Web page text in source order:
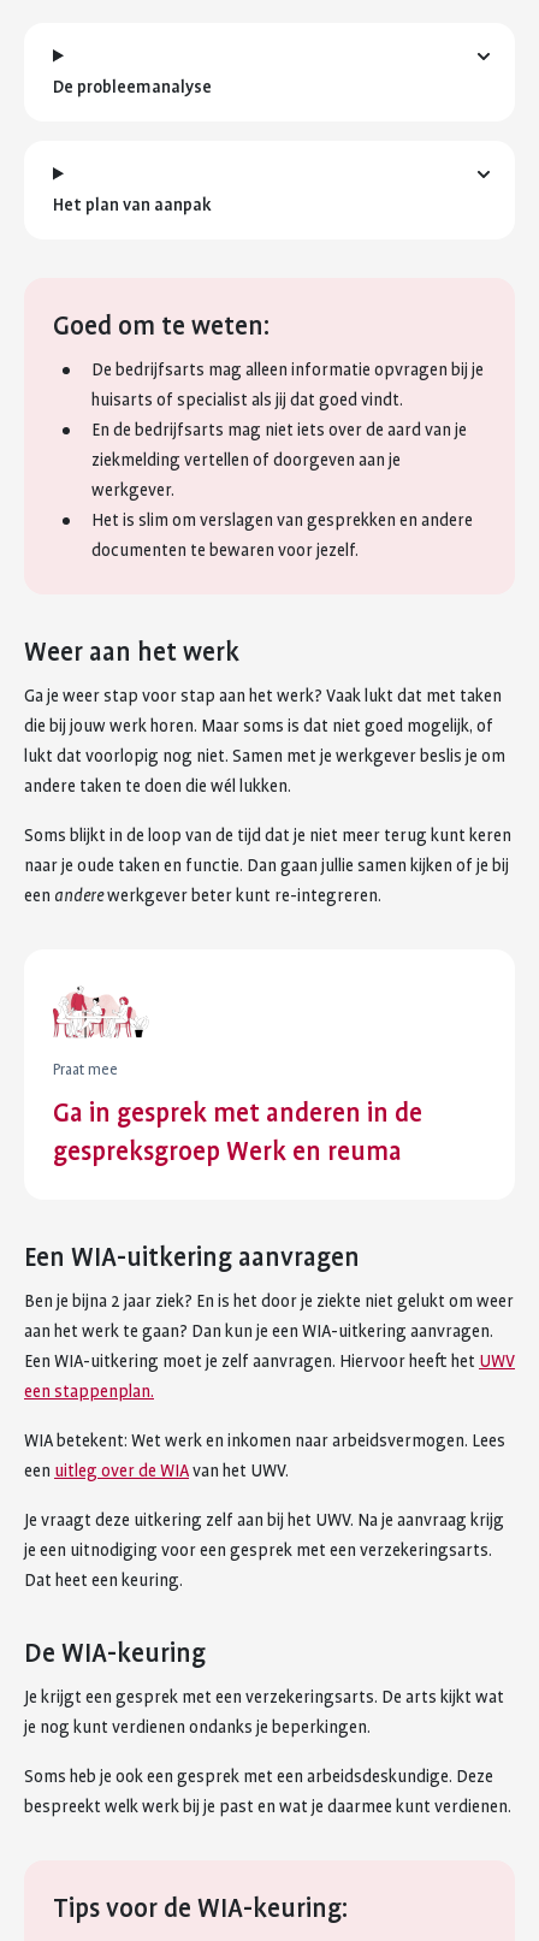
De probleemanalyse
Het plan van aanpak
Goed om te weten:
De bedrijfsarts mag alleen informatie opvragen bij je
huisarts of specialist als jij dat goed vindt.
En de bedrijfsarts mag niet iets over de aard van je
ziekmelding vertellen of doorgeven aan je
werkgever.
Het is slim om verslagen van gesprekken en andere
documenten te bewaren voor jezelf.
Weer aan het werk
Ga je weer stap voor stap aan het werk? Vaak lukt dat met taken
die bij jouw werk horen. Maar soms is dat niet goed mogelijk, of
lukt dat voorlopig nog niet. Samen met je werkgever beslis je om
andere taken te doen die wél lukken.
Soms blijkt in de loop van de tijd dat je niet meer terug kunt keren
naar je oude taken en functie. Dan gaan jullie samen kijken of je bij
een anderewerkgever beter kunt re-integreren.
Praat mee
Ga in gesprek met anderen in de
gespreksgroep Werk en reuma
Een WIA-uitkering aanvragen
Ben je bijna 2 jaar ziek? En is het door je ziekte niet gelukt om weer
aan het werk te gaan? Dan kun je een WIA-uitkering aanvragen.
Een WIA-uitkering moet je zelf aanvragen. Hiervoor heeft het UWV
een stappenplan.
WIA betekent: Wet werk en inkomen naar arbeidsvermogen. Lees
een uitleg over de WIAvan het UWV.
Je vraagt deze uitkering zelf aan bij het UWV. Na je aanvraag krijg
je een uitnodiging voor een gesprek met een verzekeringsarts.
Dat heet een keuring.
De WIA-keuring
Je krijgt een gesprek met een verzekeringsarts. De arts kijkt wat
je nog kunt verdienen ondanks je beperkingen.
Soms heb je ook een gesprek met een arbeidsdeskundige. Deze
bespreekt welk werk bij je past en wat je daarmee kunt verdienen.
Tips voor de WIA-keuring: